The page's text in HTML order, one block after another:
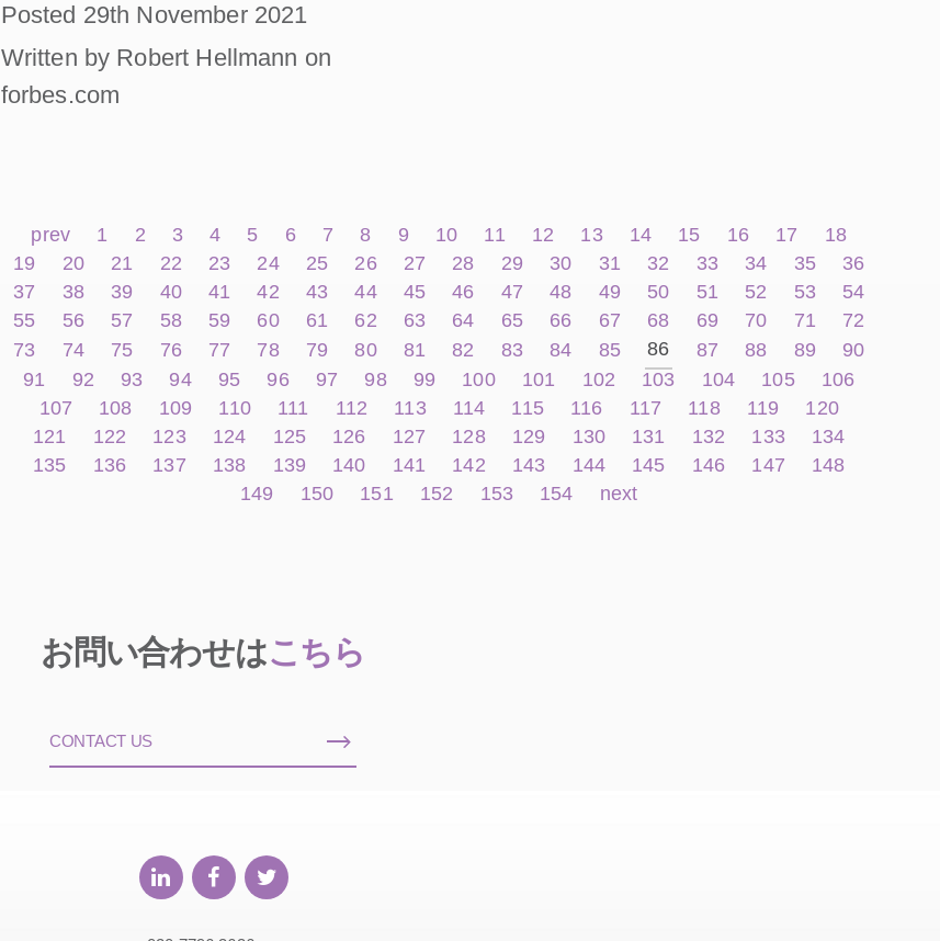
Posted 29th November 2021
Written by Robert Hellmann on
forbes.com
prev 1 2 3 4 5 6 7 8 9 10 11 12 13 14 15 16 17
18
19
20 21 22 23 24 25 26 27 28 29 30 31 32 33 34 35
36
37
38 39 40 41 42 43 44 45 46 47 48 49 50 51 52 53
54
55
56 57 58 59 60 61 62 63 64 65 66 67 68 69 70 71
72
73
74 75 76 77 78 79 80 81 82 83 84 85 86 87 88 89
90
91
92 93 94 95 96 97 98 99 100 101 102 103 104 105
106
107
108 109 110 111 112 113 114 115 116 117 118 119
120
121
122 123 124 125 126 127 128 129 130 131 132 133
134
135
136 137 138 139 140 141 142 143 144 145 146 147
148
149
150 151 152 153 154 next
お問い合わせはこちら
CONTACT US